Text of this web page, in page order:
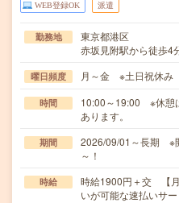
WEB登録OK 派遣
勤務地
東京都港区
赤坂見附駅から徒歩4
曜日頻度 月～金 ※土日祝休み
時間
10:00～19:00 ※休憩
あります。
期間
2026/09/01～長期 ※
～！
時給
時給1900円＋交 【
いが可能な速払いサー